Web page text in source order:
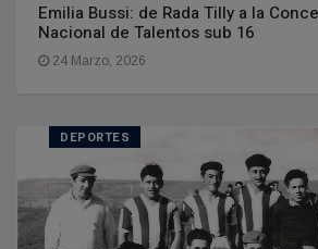
Emilia Bussi: de Rada Tilly a la
Nacional de Talentos sub 16
24 Marzo, 2026
DEPORTES